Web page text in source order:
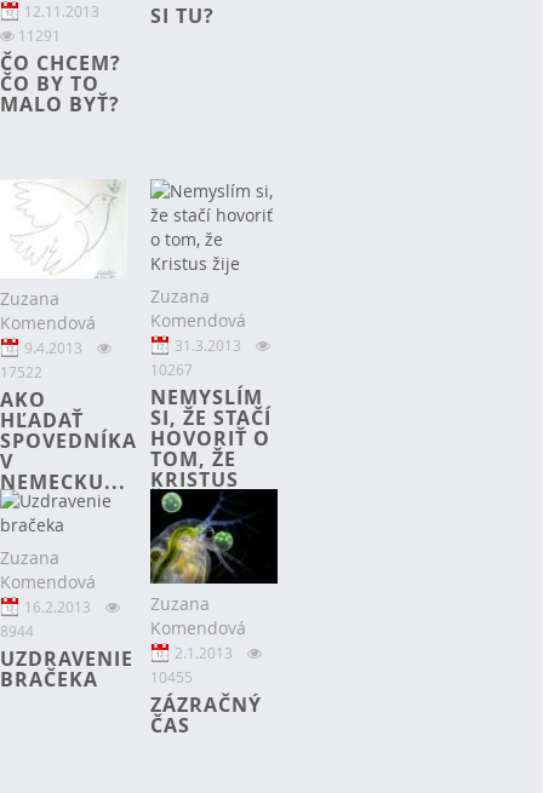
12.11.2013
11291
ČO CHCEM?
ČO BY TO
MALO BYŤ?
SI TU?
Zuzana
Komendová
9.4.2013
17522
AKO
HĽADAŤ
SPOVEDNÍKA
V
NEMECKU...
Zuzana
Komendová
31.3.2013
10267
NEMYSLÍM
SI, ŽE STAČÍ
HOVORIŤ O
TOM, ŽE
KRISTUS
ŽIJE
Zuzana
Komendová
16.2.2013
8944
UZDRAVENIE
BRAČEKA
Zuzana
Komendová
2.1.2013
10455
ZÁZRAČNÝ
ČAS